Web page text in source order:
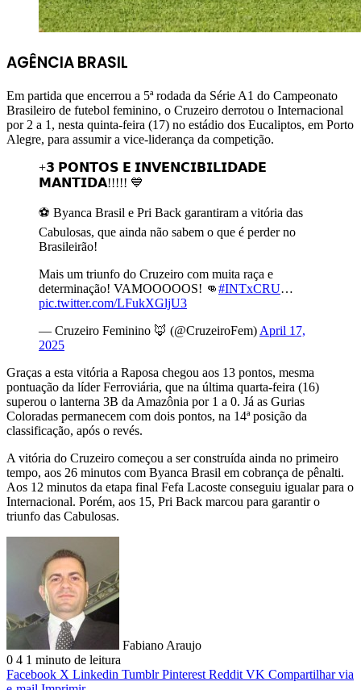
AGÊNCIA BRASIL
Em partida que encerrou a 5ª rodada da Série A1 do Campeonato
Brasileiro de futebol feminino, o Cruzeiro derrotou o Internacional
por 2 a 1, nesta quinta-feira (17) no estádio dos Eucaliptos, em Porto
Alegre, para assumir a vice-liderança da competição.
+𝟯 𝗣𝗢𝗡𝗧𝗢𝗦 𝗘 𝗜𝗡𝗩𝗘𝗡𝗖𝗜𝗕𝗜𝗟𝗜𝗗𝗔𝗗𝗘
𝗠𝗔𝗡𝗧𝗜𝗗𝗔!!!!! 💙
⚽ Byanca Brasil e Pri Back garantiram a vitória das
Cabulosas, que ainda não sabem o que é perder no
Brasileirão!
Mais um triunfo do Cruzeiro com muita raça e
determinação! VAMOOOOOS! 👊#INTxCRU…
pic.twitter.com/LFukXGljU3
— Cruzeiro Feminino 🦊 (@CruzeiroFem) April 17,
2025
Graças a esta vitória a Raposa chegou aos 13 pontos, mesma
pontuação da líder Ferroviária, que na última quarta-feira (16)
superou o lanterna 3B da Amazônia por 1 a 0. Já as Gurias
Coloradas permanecem com dois pontos, na 14ª posição da
classificação, após o revés.
A vitória do Cruzeiro começou a ser construída ainda no primeiro
tempo, aos 26 minutos com Byanca Brasil em cobrança de pênalti.
Aos 12 minutos da etapa final Fefa Lacoste conseguiu igualar para o
Internacional. Porém, aos 15, Pri Back marcou para garantir o
triunfo das Cabulosas.
Fabiano Araujo
0 4 1 minuto de leitura
Facebook X Linkedin Tumblr Pinterest Reddit VK Compartilhar via